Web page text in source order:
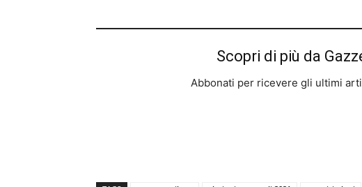
Scopri di più da
Abbonati per ricevere gli ultimi